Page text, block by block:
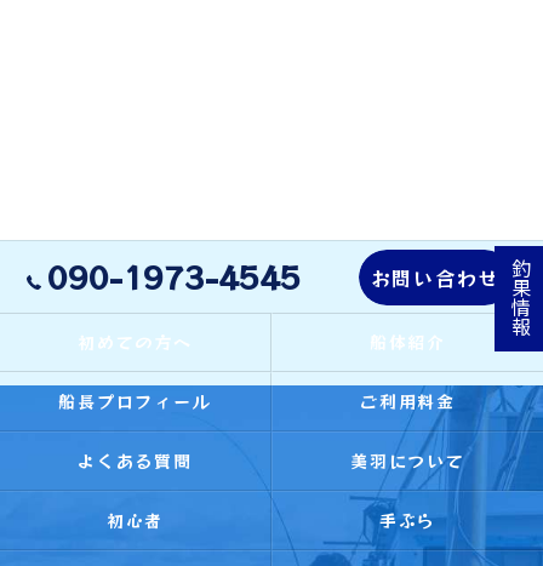
釣果情報
090-1973-4545 お問い合わせ
初めての方へ 船体紹介
船長プロフィール ご利用料金
よくある質問 美羽について
初心者 手ぶら